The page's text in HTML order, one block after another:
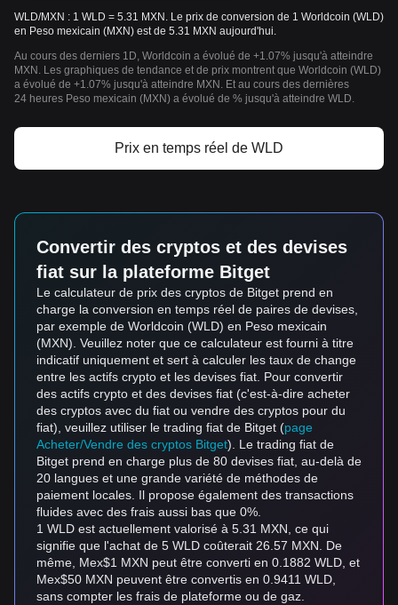
WLD/MXN : 1 WLD = 5.31 MXN. Le prix de conversion de 1 Worldcoin (WLD)
en Peso mexicain (MXN) est de 5.31 MXN aujourd'hui.
Au cours des derniers 1D, Worldcoin a évolué de +1.07% jusqu'à atteindre
MXN. Les graphiques de tendance et de prix montrent que Worldcoin (WLD)
a évolué de +1.07% jusqu'à atteindre MXN. Et au cours des dernières
24 heures Peso mexicain (MXN) a évolué de % jusqu'à atteindre WLD.
Prix en temps réel de WLD
Convertir des cryptos et des devises
fiat sur la plateforme Bitget
Le calculateur de prix des cryptos de Bitget prend en
charge la conversion en temps réel de paires de devises,
par exemple de Worldcoin (WLD) en Peso mexicain
(MXN). Veuillez noter que ce calculateur est fourni à titre
indicatif uniquement et sert à calculer les taux de change
entre les actifs crypto et les devises fiat. Pour convertir
des actifs crypto et des devises fiat (c'est-à-dire acheter
des cryptos avec du fiat ou vendre des cryptos pour du
fiat), veuillez utiliser le trading fiat de Bitget (page
Acheter/Vendre des cryptos Bitget). Le trading fiat de
Bitget prend en charge plus de 80 devises fiat, au-delà de
20 langues et une grande variété de méthodes de
paiement locales. Il propose également des transactions
fluides avec des frais aussi bas que 0%.
1 WLD est actuellement valorisé à 5.31 MXN, ce qui
signifie que l'achat de 5 WLD coûterait 26.57 MXN. De
même, Mex$1 MXN peut être converti en 0.1882 WLD, et
Mex$50 MXN peuvent être convertis en 0.9411 WLD,
sans compter les frais de plateforme ou de gaz.